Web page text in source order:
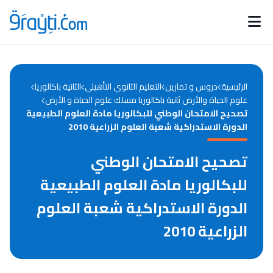
Catégories
d'actualités
Annonces bourses
الرئيسية دروس و تمارين التعليم الثانوي التأهيلي الثانية باكالوريا
علوم الحياة والأرض ثانية باكالوريا مسلك علوم الحياة و الأرض
تصحيح الامتحان الوطني للبكالوريا مادة العلوم الطبيعية
الدورة الاستدراكية شعبة العلوم الزراعية 2010
تصحيح الامتحان الوطني
للبكالوريا مادة العلوم الطبيعية
الدورة الاستدراكية شعبة العلوم
الزراعية 2010